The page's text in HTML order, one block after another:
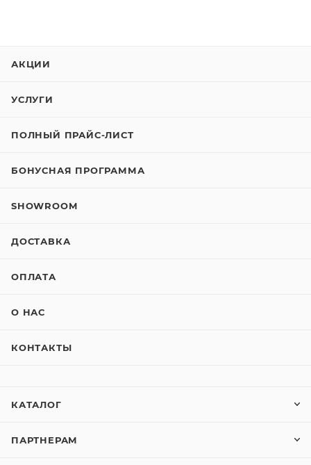
АКЦИИ
УСЛУГИ
ПОЛНЫЙ ПРАЙС-ЛИСТ
БОНУСНАЯ ПРОГРАММА
SHOWROOM
ДОСТАВКА
ОПЛАТА
О НАС
КОНТАКТЫ
КАТАЛОГ
ПАРТНЕРАМ